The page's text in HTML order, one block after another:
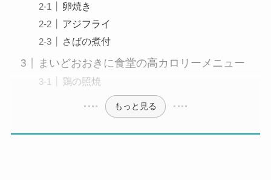
卵焼き
アジフライ
さばの煮付
まいどおおきに食堂の高カロリーメニュー
鶏の照焼
もっと見る